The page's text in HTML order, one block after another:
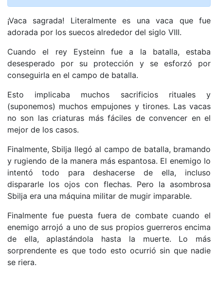
¡Vaca sagrada! Literalmente es una vaca que fue
adorada por los suecos alrededor del siglo VIII.
Cuando el rey Eysteinn fue a la batalla, estaba
desesperado por su protección y se esforzó por
conseguirla en el campo de batalla.
Esto implicaba muchos sacrificios rituales y
(suponemos) muchos empujones y tirones. Las vacas
no son las criaturas más fáciles de convencer en el
mejor de los casos.
Finalmente, Sbilja llegó al campo de batalla, bramando
y rugiendo de la manera más espantosa. El enemigo lo
intentó todo para deshacerse de ella, incluso
dispararle los ojos con flechas. Pero la asombrosa
Sbilja era una máquina militar de mugir imparable.
Finalmente fue puesta fuera de combate cuando el
enemigo arrojó a uno de sus propios guerreros encima
de ella, aplastándola hasta la muerte. Lo más
sorprendente es que todo esto ocurrió sin que nadie
se riera.